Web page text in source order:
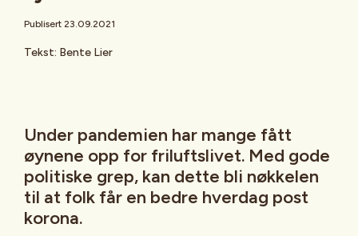
Publisert 23.09.2021
Tekst: Bente Lier
Under pandemien har mange fått
øynene opp for friluftslivet. Med gode
politiske grep, kan dette bli nøkkelen
til at folk får en bedre hverdag post
korona.